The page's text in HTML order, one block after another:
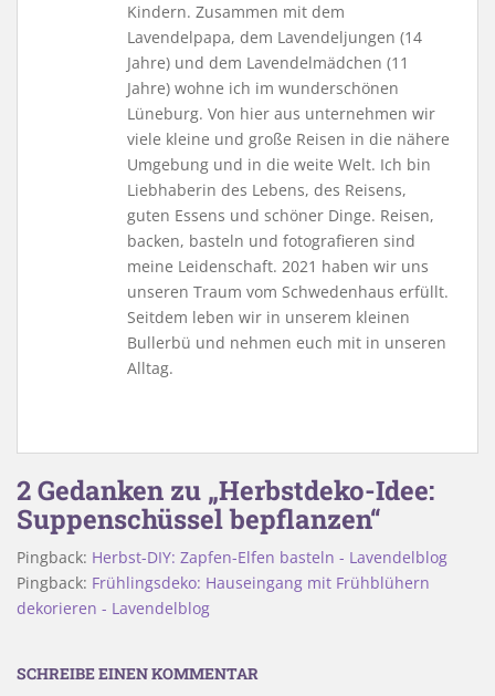
Kindern. Zusammen mit dem
Lavendelpapa, dem Lavendeljungen (14
Jahre) und dem Lavendelmädchen (11
Jahre) wohne ich im wunderschönen
Lüneburg. Von hier aus unternehmen wir
viele kleine und große Reisen in die nähere
Umgebung und in die weite Welt. Ich bin
Liebhaberin des Lebens, des Reisens,
guten Essens und schöner Dinge. Reisen,
backen, basteln und fotografieren sind
meine Leidenschaft. 2021 haben wir uns
unseren Traum vom Schwedenhaus erfüllt.
Seitdem leben wir in unserem kleinen
Bullerbü und nehmen euch mit in unseren
Alltag.
2 Gedanken zu „Herbstdeko-Idee:
Suppenschüssel bepflanzen“
Pingback: Herbst-DIY: Zapfen-Elfen basteln - Lavendelblog
Pingback: Frühlingsdeko: Hauseingang mit Frühblühern
dekorieren - Lavendelblog
SCHREIBE EINEN KOMMENTAR